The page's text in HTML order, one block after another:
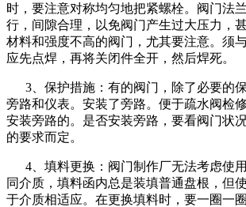
时，要注意对称均匀地把紧螺栓。阀门法
行，间隙合理，以免阀门产生过大压力，
材料和强度不高的阀门，尤其要注意。须
应先点焊，再将关闭件全开，然后焊死。
3、保护措施：有的阀门，除了必要的
旁路和仪表。安装了旁路。便于疏水阀检
安装旁路的。是否安装旁路，要看阀门状
的要求而定。
4、填料更换：阀门制作厂无法考虑使
同介质，填料函内总是装填普通盘根，但
于介质相适应。在更换填料时，要一圈一